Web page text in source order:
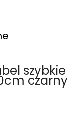
szybkie
czarny